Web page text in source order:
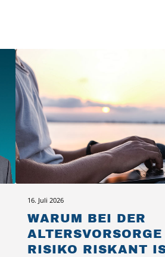
WARUM BEI DER
RISIKO RISKANT
16. Juli 2026